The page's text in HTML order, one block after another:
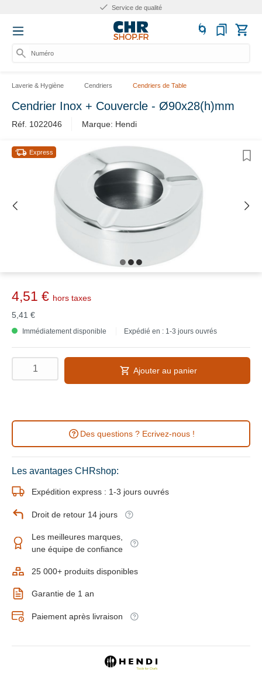
Service de qualité
Numéro d
Laverie & Hygiène Cendriers Cendriers de Table
Cendrier Inox + Couvercle - Ø90x28(h)mm
Réf. 1022046 Marque: Hendi
Express
4,51 € hors taxes
5,41 €
Immédiatement disponible Expédié en : 1-3 jours ouvrés
Ajouter au panier
Des questions ? Ecrivez-nous !
Les avantages CHRshop:
Expédition express : 1-3 jours ouvrés
Droit de retour 14 jours
Les meilleures marques,
une équipe de confiance
25 000+ produits disponibles
Garantie de 1 an
Paiement après livraison